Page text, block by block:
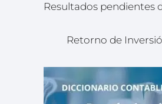
Resultados pendientes
Retorno de